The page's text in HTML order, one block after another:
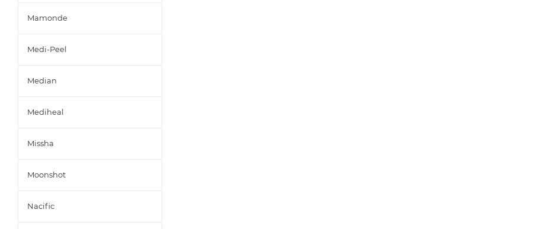
Mamonde
Medi-Peel
Median
Mediheal
Missha
Moonshot
Nacific